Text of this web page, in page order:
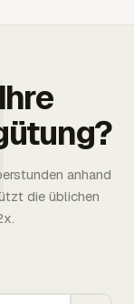
anhand
die üblichen